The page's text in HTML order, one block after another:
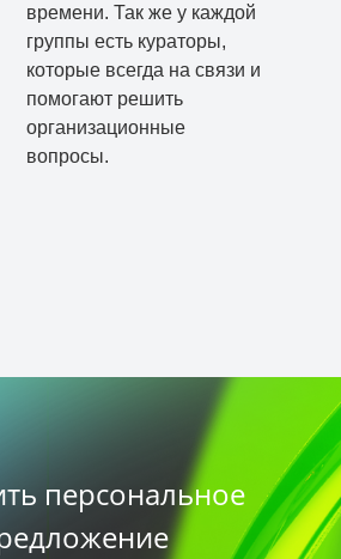
времени. Так же у каждой
группы есть кураторы,
которые всегда на связи и
помогают решить
организационные
вопросы.
персональное